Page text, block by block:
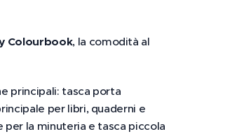
Colourbook, la comodità al
principali: tasca porta
per libri, quaderni e
per la minuteria e tasca piccola